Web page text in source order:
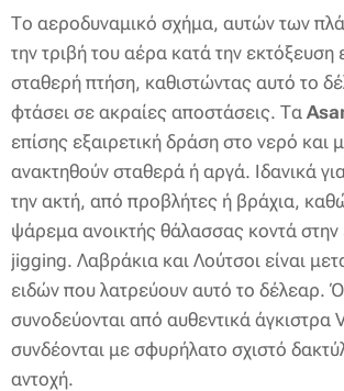
Το αεροδυναμικό σχήμα, αυτών των
την τριβή του αέρα κατά την εκτόξευση
σταθερή πτήση, καθιστώντας αυτό το
φτάσει σε ακραίες αποστάσεις. Τα
επίσης εξαιρετική δράση στο νερό και
ανακτηθούν σταθερά ή αργά. Ιδανικά
την ακτή, από προβλήτες ή βράχια,
ψάρεμα ανοικτής θάλασσας κοντά στην
jigging. Λαβράκια και Λούτσοι είναι
ειδών που λατρεύουν αυτό το δέλεαρ.
συνοδεύονται από αυθεντικά άγκιστρα
συνδέονται με σφυρήλατο σχιστό
αντοχή.